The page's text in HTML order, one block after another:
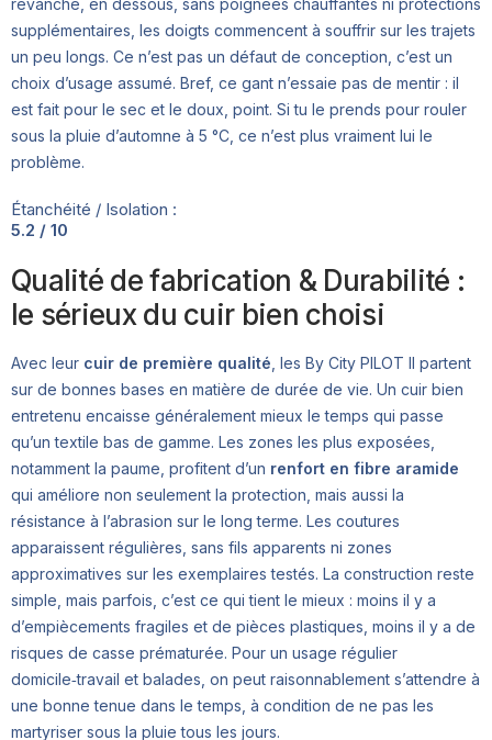
supplémentaires, les doigts commencent à souffrir sur les trajets
un peu longs. Ce n’est pas un défaut de conception, c’est un
choix d’usage assumé. Bref, ce gant n’essaie pas de mentir : il
est fait pour le sec et le doux, point. Si tu le prends pour rouler
sous la pluie d’automne à 5 °C, ce n’est plus vraiment lui le
problème.
Étanchéité / Isolation :
5.2 / 10
Qualité de fabrication & Durabilité :
le sérieux du cuir bien choisi
Avec leur cuir de première qualité, les By City PILOT II partent
sur de bonnes bases en matière de durée de vie. Un cuir bien
entretenu encaisse généralement mieux le temps qui passe
qu’un textile bas de gamme. Les zones les plus exposées,
notamment la paume, profitent d’un renfort en fibre aramide
qui améliore non seulement la protection, mais aussi la
résistance à l’abrasion sur le long terme. Les coutures
apparaissent régulières, sans fils apparents ni zones
approximatives sur les exemplaires testés. La construction reste
simple, mais parfois, c’est ce qui tient le mieux : moins il y a
d’empiècements fragiles et de pièces plastiques, moins il y a de
risques de casse prématurée. Pour un usage régulier
domicile‑travail et balades, on peut raisonnablement s’attendre à
une bonne tenue dans le temps, à condition de ne pas les
martyriser sous la pluie tous les jours.